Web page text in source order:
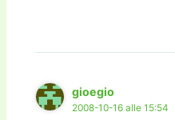
gioegio
2008-10-16 alle 15:54